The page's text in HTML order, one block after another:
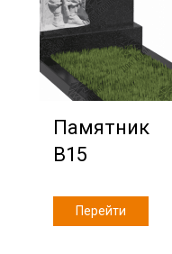
Памятник
В15
Перейти